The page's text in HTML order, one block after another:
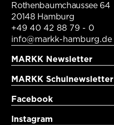
Rothenbaumchaussee 64
20148 Hamburg
+49 40 42 88 79 - 0
info@markk-hamburg.de
MARKK Newsletter
MARKK Schulnewsletter
Facebook
Instagram